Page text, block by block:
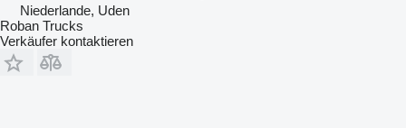
Niederlande, Uden
Roban Trucks
Verkäufer kontaktieren